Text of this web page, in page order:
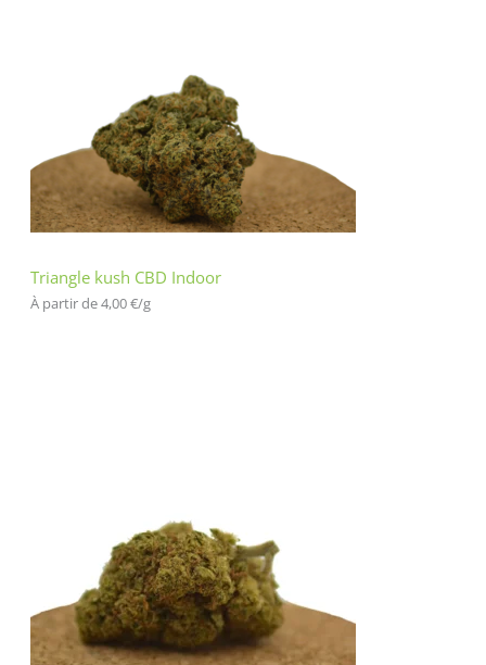
Triangle kush CBD Indoor
À partir de 4,00€/g